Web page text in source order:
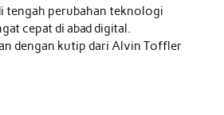
ntengah perubahan teknologi
cepat di abad digital.
dengan kutip dari Alvin Toffler